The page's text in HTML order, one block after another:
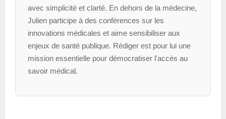
avec simplicité et clarté. En dehors de la médecine,
Julien participe à des conférences sur les
innovations médicales et aime sensibiliser aux
enjeux de santé publique. Rédiger est pour lui une
mission essentielle pour démocratiser l'accès au
savoir médical.